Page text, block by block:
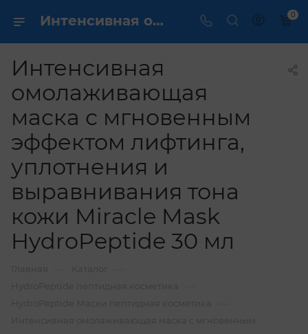
Интенсивная омолаживающая маска с мгновенным эффектом лифтинга, уплотнения и выравнивания тона кожи Miracle Mask HydroPeptide 30 мл купить по выгодной цене в интернет магазине 0
Интенсивная
омолаживающая
маска с мгновенным
эффектом лифтинга,
уплотнения и
выравнивания тона
кожи Miracle Mask
HydroPeptide 30 мл